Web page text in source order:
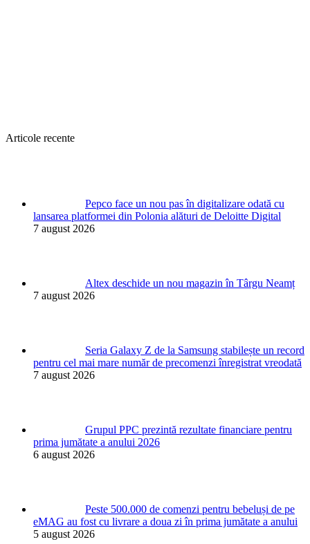
Articole recente
Pepco face un nou pas în digitalizare odată cu
lansarea platformei din Polonia alături de Deloitte Digital
7 august 2026
Altex deschide un nou magazin în Târgu Neamț
7 august 2026
Seria Galaxy Z de la Samsung stabilește un record
pentru cel mai mare număr de precomenzi înregistrat vreodată
7 august 2026
Grupul PPC prezintă rezultate financiare pentru
prima jumătate a anului 2026
6 august 2026
Peste 500.000 de comenzi pentru bebeluși de pe
eMAG au fost cu livrare a doua zi în prima jumătate a anului
5 august 2026